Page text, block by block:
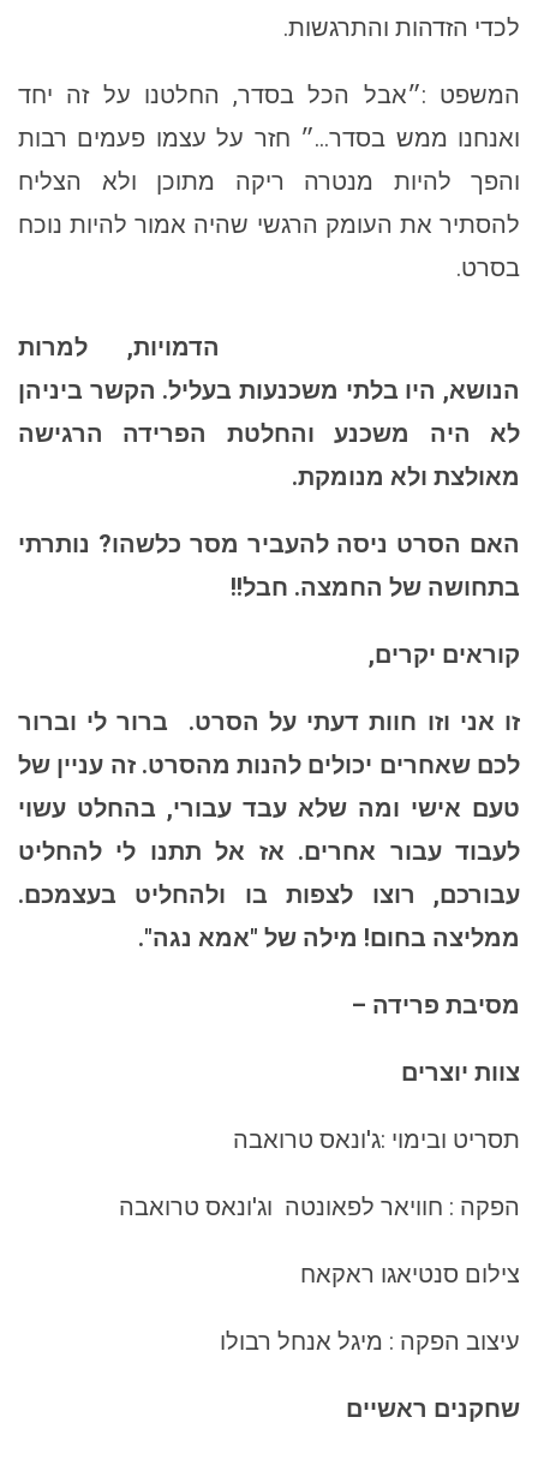
לכדי הזדהות והתרגשות.
המשפט :״אבל הכל בסדר, החלטנו על זה יחד
ואנחנו ממש בסדר…״ חזר על עצמו פעמים רבות
והפך להיות מנטרה ריקה מתוכן ולא הצליח
להסתיר את העומק הרגשי שהיה אמור להיות נוכח
בסרט.
הדמויות, למרות
הנושא, היו בלתי משכנעות בעליל. הקשר ביניהן
לא היה משכנע והחלטת הפרידה הרגישה
מאולצת ולא מנומקת.
האם הסרט ניסה להעביר מסר כלשהו? נותרתי
בתחושה של החמצה. חבל!!
קוראים יקרים,
זו אני וזו חוות דעתי על הסרט. ברור לי וברור
לכם שאחרים יכולים להנות מהסרט. זה עניין של
טעם אישי ומה שלא עבד עבורי, בהחלט עשוי
לעבוד עבור אחרים. אז אל תתנו לי להחליט
עבורכם, רוצו לצפות בו ולהחליט בעצמכם.
ממליצה בחום! מילה של "אמא נגה".
מסיבת פרידה –
צוות יוצרים
תסריט ובימוי :ג'ונאס טרואבה
הפקה : חוויאר לפאונטה וג'ונאס טרואבה
צילום סנטיאגו ראקאח
עיצוב הפקה : מיגל אנחל רבולו
שחקנים ראשיים